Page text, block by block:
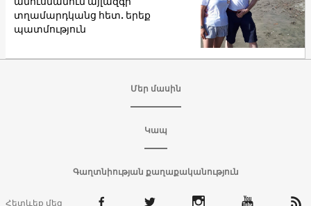
տղամարդկանց հետ. երեք
պատմություն
Մեր մասին
Կապ
Գաղտնիության քաղաքականություն
Հետևեք մեզ